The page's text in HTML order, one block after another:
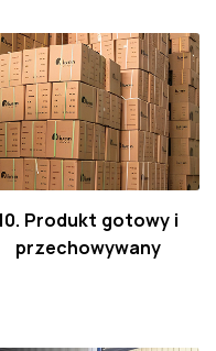
Produkt gotowy i
przechowywany